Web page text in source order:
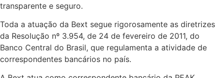
transparente e seguro.
Toda a atuação da Bext segue rigorosamente as diretrizes
da Resolução nº 3.954, de 24 de fevereiro de 2011, do
Banco Central do Brasil, que regulamenta a atividade de
correspondentes bancários no país.